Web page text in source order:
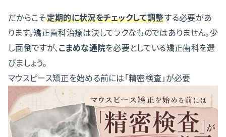
だからこそ定期的に状況をチェックして調整する必要があ
ります。矯正歯科治療は決してラクなものではありません。少
し面倒ですが、 こまめな通院を必要としている矯正歯科を選
びましょう。
マウスピース矯正を始める前には「精密検査」が必要